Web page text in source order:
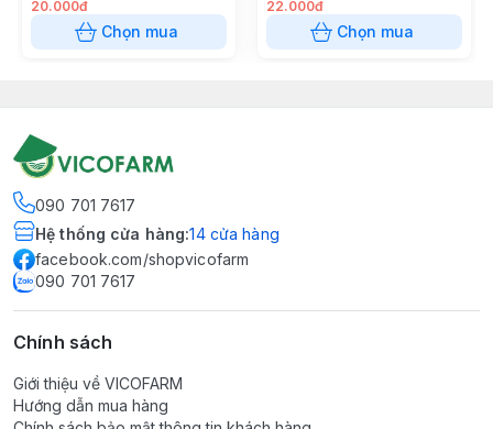
20.000đ
Chọn mua
22.000đ
Chọn mua
090 701 7617
Hệ thống cửa hàng:14 cửa hàng
facebook.com/shopvicofarm
090 701 7617
Chính sách
Giới thiệu về VICOFARM
Hướng dẫn mua hàng